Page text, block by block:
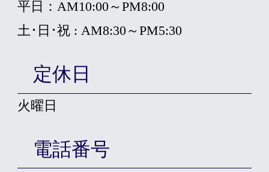
平日：AM10:00～PM8:00
土･日･祝 : AM8:30～PM5:30
定休日
火曜日
電話番号